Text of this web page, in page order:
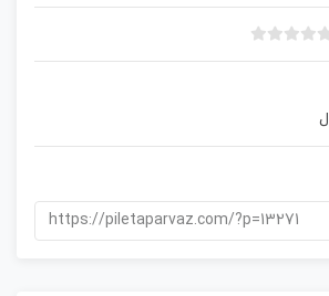
ا
ی
ا
https://piletaparvaz.com/?p=13271